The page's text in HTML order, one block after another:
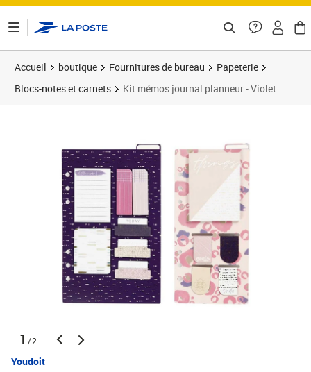
Accueil boutique Fournitures de bureau
Papeterie
Blocs-notes et carnets
Kit mémos journal planneur - Violet
1 /2
Youdoit